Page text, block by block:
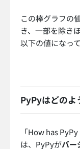
この棒グラフの
き、一部を除き
以下の値になっ
PyPyはどのよ
「How has
は、PyPyがバー